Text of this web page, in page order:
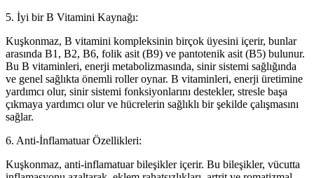
5. İyi bir B Vitamini Kaynağı:
Kuşkonmaz, B vitamini kompleksinin birçok üyesini içerir, bunlar
arasında B1, B2, B6, folik asit (B9) ve pantotenik asit (B5) bulunur.
Bu B vitaminleri, enerji metabolizmasında, sinir sistemi sağlığında
ve genel sağlıkta önemli roller oynar. B vitaminleri, enerji üretimine
yardımcı olur, sinir sistemi fonksiyonlarını destekler, stresle başa
çıkmaya yardımcı olur ve hücrelerin sağlıklı bir şekilde çalışmasını
sağlar.
6. Anti-İnflamatuar Özellikleri:
Kuşkonmaz, anti-inflamatuar bileşikler içerir. Bu bileşikler, vücutta